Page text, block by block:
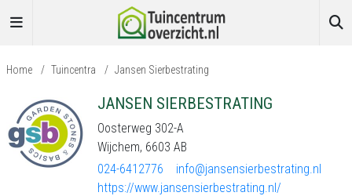
Home / Tuincentra / Jansen Sierbestrating
JANSEN SIERBESTRATING
Oosterweg 302-A
Wijchem, 6603 AB
024-6412776
info@jansensierbestrating.nl
https://www.jansensierbestrating.nl/